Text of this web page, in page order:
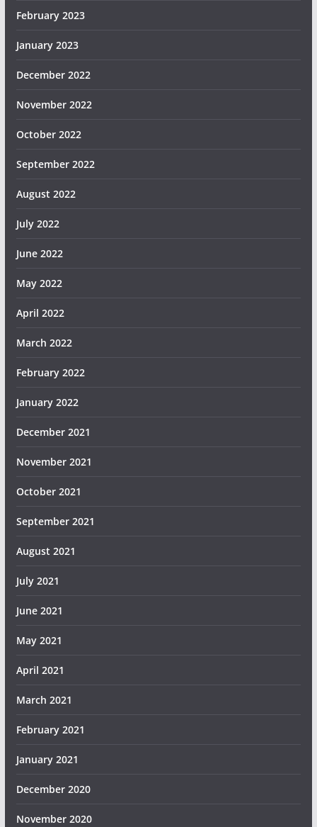
February 2023
January 2023
December 2022
November 2022
October 2022
September 2022
August 2022
July 2022
June 2022
May 2022
April 2022
March 2022
February 2022
January 2022
December 2021
November 2021
October 2021
September 2021
August 2021
July 2021
June 2021
May 2021
April 2021
March 2021
February 2021
January 2021
December 2020
November 2020